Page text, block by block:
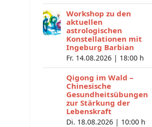
Workshop zu den
aktuellen
astrologischen
Konstellationen mit
Ingeburg Barbian
Fr. 14.08.2026 | 18:00 h
Qigong im Wald –
Chinesische
Gesundheitsübungen
zur Stärkung der
Lebenskraft
Di. 18.08.2026 | 10:00 h